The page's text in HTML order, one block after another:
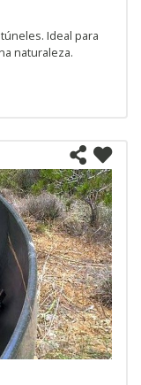
Ideal para
naturaleza.